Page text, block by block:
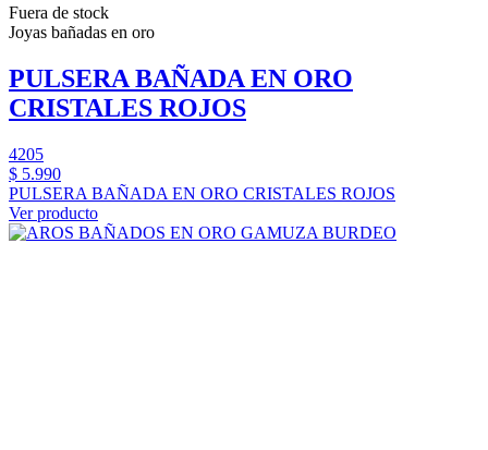
Fuera de stock
Joyas bañadas en oro
PULSERA BAÑADA EN ORO
CRISTALES ROJOS
4205
$ 5.990
PULSERA BAÑADA EN ORO CRISTALES ROJOS
Ver producto